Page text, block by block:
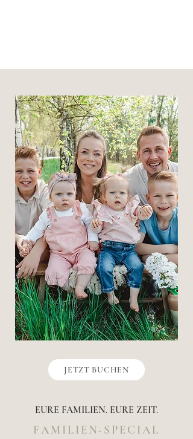
JETZT BUCHEN
EURE FAMILIEN. EURE ZEIT.
FAMILIEN-SPECIAL